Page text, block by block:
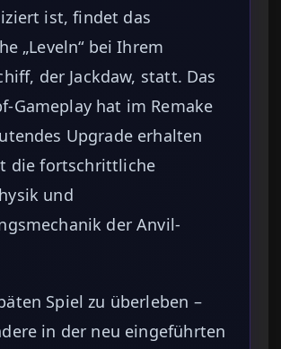
ist, findet das
„Leveln“ bei Ihrem
der Jackdaw, statt. Das
Gameplay hat im Remake
Upgrade erhalten
die fortschrittliche
und
der Anvil-
Spiel zu überleben –
in der neu eingeführten